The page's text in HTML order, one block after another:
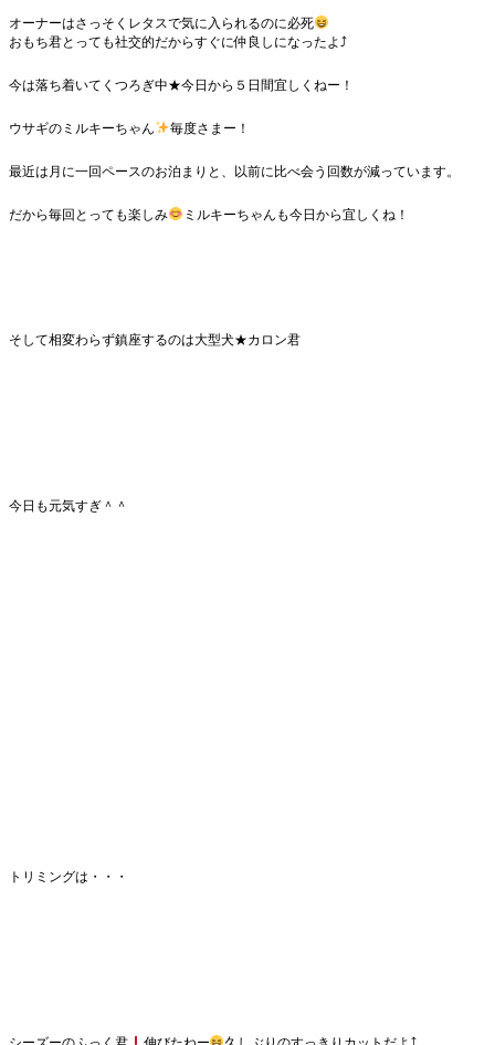
オーナーはさっそくレタスで気に入られるのに必死
おもち君とっても社交的だからすぐに仲良しになったよ⤴
今は落ち着いてくつろぎ中★今日から５日間宜しくねー！
ウサギのミルキーちゃん 毎度さまー！
最近は月に一回ペースのお泊まりと、以前に比べ会う回数が減っています。
だから毎回とっても楽しみ ミルキーちゃんも今日から宜しくね！
そして相変わらず鎮座するのは大型犬★カロン君
今日も元気すぎ＾＾
トリミングは・・・